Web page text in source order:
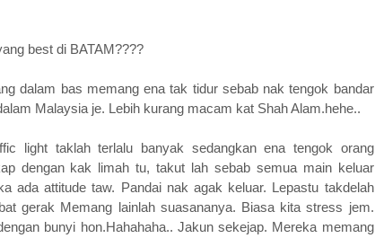
best di BATAM????
dalam bas memang ena tak tidur sebab nak tengok bandar
Malaysia je. Lebih kurang macam kat Shah Alam.hehe..
light taklah terlalu banyak sedangkan ena tengok orang
dengan kak limah tu, takut lah sebab semua main keluar
ada attitude taw. Pandai nak agak keluar. Lepastu takdelah
gerak Memang lainlah suasananya. Biasa kita stress jem.
bunyi hon.Hahahaha.. Jakun sekejap. Mereka memang